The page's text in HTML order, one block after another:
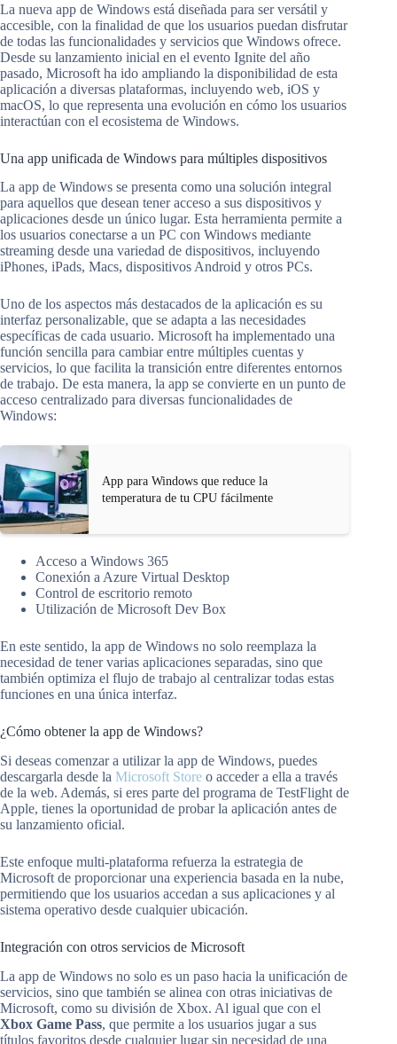
La nueva app de Windows está diseñada para ser versátil y
accesible, con la finalidad de que los usuarios puedan disfrutar
de todas las funcionalidades y servicios que Windows ofrece.
Desde su lanzamiento inicial en el evento Ignite del año
pasado, Microsoft ha ido ampliando la disponibilidad de esta
aplicación a diversas plataformas, incluyendo web, iOS y
macOS, lo que representa una evolución en cómo los usuarios
interactúan con el ecosistema de Windows.
Una app unificada de Windows para múltiples dispositivos
La app de Windows se presenta como una solución integral
para aquellos que desean tener acceso a sus dispositivos y
aplicaciones desde un único lugar. Esta herramienta permite a
los usuarios conectarse a un PC con Windows mediante
streaming desde una variedad de dispositivos, incluyendo
iPhones, iPads, Macs, dispositivos Android y otros PCs.
Uno de los aspectos más destacados de la aplicación es su
interfaz personalizable, que se adapta a las necesidades
específicas de cada usuario. Microsoft ha implementado una
función sencilla para cambiar entre múltiples cuentas y
servicios, lo que facilita la transición entre diferentes entornos
de trabajo. De esta manera, la app se convierte en un punto de
acceso centralizado para diversas funcionalidades de
Windows:
App para Windows que reduce la
temperatura de tu CPU fácilmente
Acceso a Windows 365
Conexión a Azure Virtual Desktop
Control de escritorio remoto
Utilización de Microsoft Dev Box
En este sentido, la app de Windows no solo reemplaza la
necesidad de tener varias aplicaciones separadas, sino que
también optimiza el flujo de trabajo al centralizar todas estas
funciones en una única interfaz.
¿Cómo obtener la app de Windows?
Si deseas comenzar a utilizar la app de Windows, puedes
descargarla desde la Microsoft Store o acceder a ella a través
de la web. Además, si eres parte del programa de TestFlight de
Apple, tienes la oportunidad de probar la aplicación antes de
su lanzamiento oficial.
Este enfoque multi-plataforma refuerza la estrategia de
Microsoft de proporcionar una experiencia basada en la nube,
permitiendo que los usuarios accedan a sus aplicaciones y al
sistema operativo desde cualquier ubicación.
Integración con otros servicios de Microsoft
La app de Windows no solo es un paso hacia la unificación de
servicios, sino que también se alinea con otras iniciativas de
Microsoft, como su división de Xbox. Al igual que con el
Xbox Game Pass, que permite a los usuarios jugar a sus
títulos favoritos desde cualquier lugar sin necesidad de una